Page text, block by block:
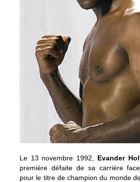
Le 13 novembre 1992, Evander
première défaite de sa carrière
pour le titre de champion du monde